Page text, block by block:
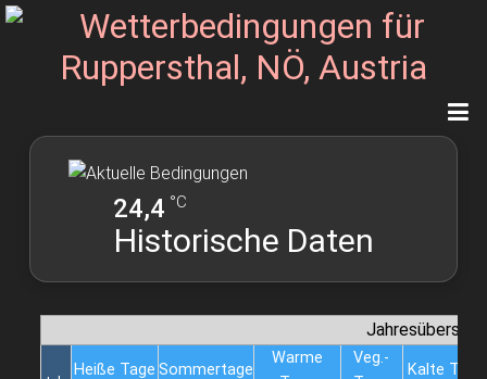
24,4 °C
Historische Daten
Heiße Tage Sommertage
Warme
Veg.-
Kalte Tage